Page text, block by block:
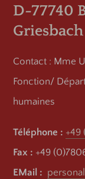
D-77740
Griesbach
Contact : Mme
Fonction/
humaines
Téléphone : +49
Fax : +49
EMail :